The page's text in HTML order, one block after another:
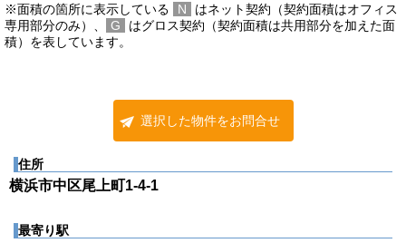
※面積の箇所に表示している
N
はネット契約（契約面積はオフィス
専用部分のみ）、
G
はグロス契約（契約面積は共用部分を加えた面
積）を表しています。
選択した物件をお問合せ
住所
横浜市中区尾上町1-4-1
最寄り駅